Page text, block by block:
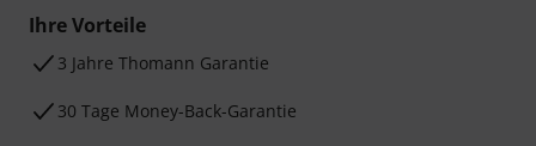
Ihre Vorteile
3 Jahre Thomann Garantie
30 Tage Money-Back-Garantie